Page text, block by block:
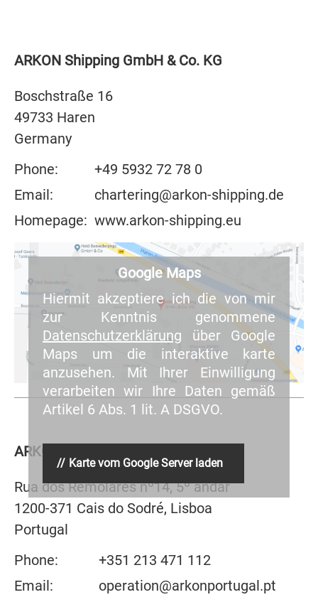
ARKON Shipping GmbH & Co. KG
Boschstraße 16
49733 Haren
Germany
Phone:
+49 5932 72 78 0
Email:
chartering@arkon-shipping.de
Homepage: www.arkon-shipping.eu
Google Maps
Hiermit akzeptiere ich die von mir
zur Kenntnis genommene
Datenschutzerklärung über Google
Maps um die interaktive karte
anzusehen. Mit Ihrer Einwilligung
verarbeiten wir Ihre Daten gemäß
Artikel 6 Abs. 1 lit. A DSGVO.
Karte vom Google Server laden
ARKON Shipping Portugal, Lda.
Rua dos Remolares nº14, 5º andar
1200-371 Cais do Sodré, Lisboa
Portugal
Phone:
+351 213 471 112
Email:
operation@arkonportugal.pt